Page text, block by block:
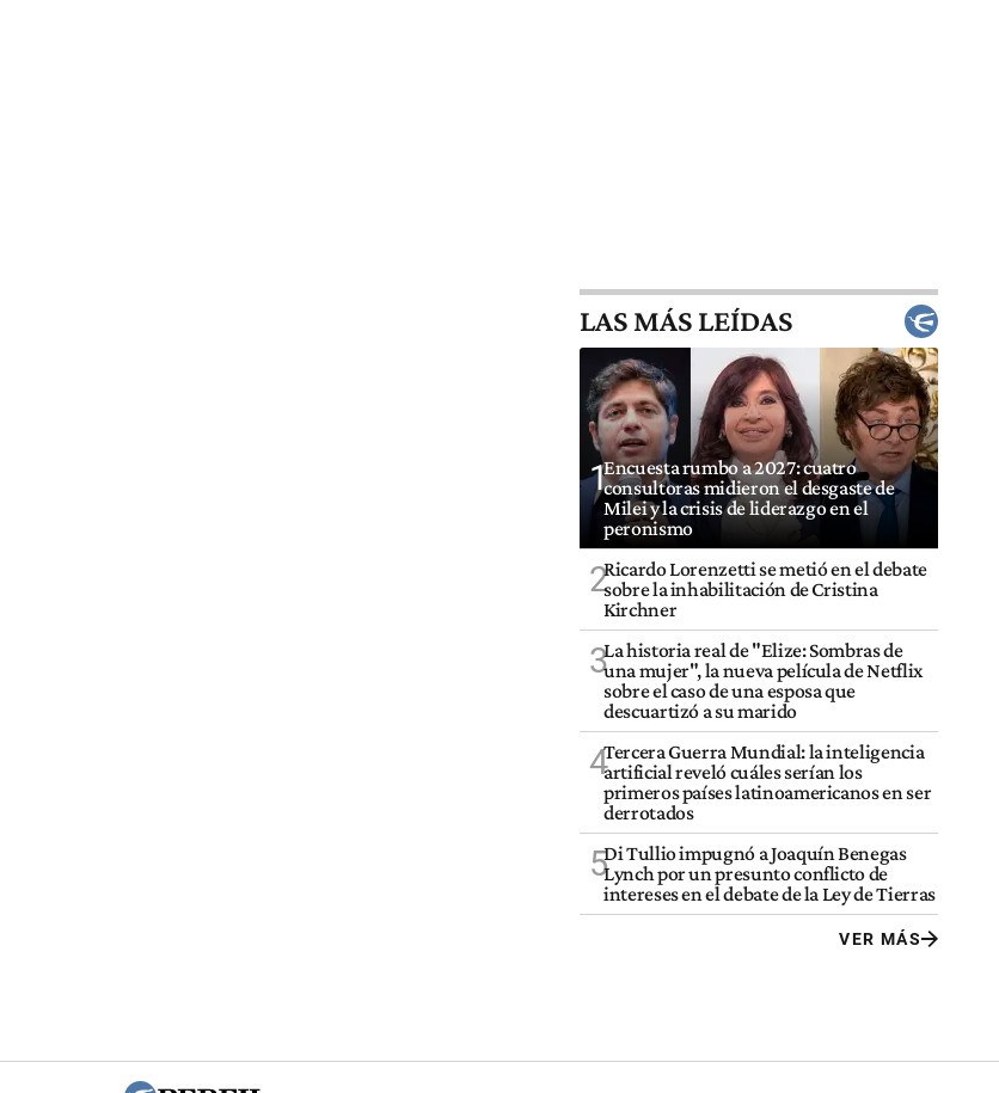
LAS MÁS LEÍDAS
1Encuesta rumbo a 2027: cuatro
consultoras midieron el desgaste de
Milei y la crisis de liderazgo en el
peronismo
2Ricardo Lorenzetti se metió en el debate
sobre la inhabilitación de Cristina
Kirchner
3La historia real de "Elize: Sombras de
una mujer", la nueva película de Netflix
sobre el caso de una esposa que
descuartizó a su marido
4Tercera Guerra Mundial: la inteligencia
artificial reveló cuáles serían los
primeros países latinoamericanos en ser
derrotados
5Di Tullio impugnó a Joaquín Benegas
Lynch por un presunto conflicto de
intereses en el debate de la Ley de Tierras
VER MÁS